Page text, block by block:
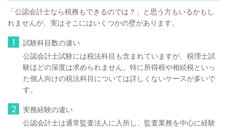
「公認会計士なら税務もできるのでは？」と思う方もいるかもし
れませんが、実はそこにはいくつかの壁があります。
1 試験科目数の違い
公認会計士試験には税法科目も含まれていますが、税理士試
験ほどの深度は求められません。特に所得税や相続税といっ
た個人向けの税法科目については詳しくないケースが多いで
す。
2 実務経験の違い
公認会計士は通常監査法人に入所し、監査業務を中心に経験